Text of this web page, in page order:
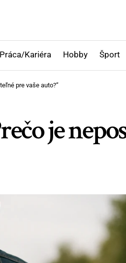
Kariéra Hobby Šport
pre vaše auto?”
je